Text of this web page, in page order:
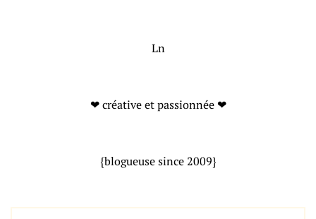
Ln
❤ créative et passionnée ❤
{blogueuse since 2009}